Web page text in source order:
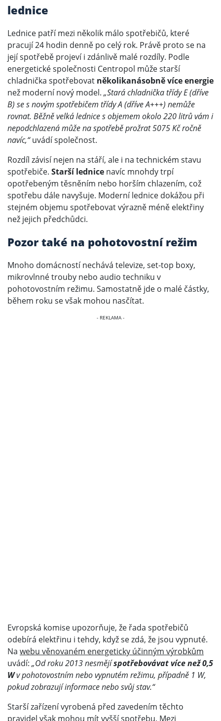
lednice
Lednice patří mezi několik málo spotřebičů, které
pracují 24 hodin denně po celý rok. Právě proto se na
její spotřebě projeví i zdánlivě malé rozdíly. Podle
energetické společnosti Centropol může starší
chladnička spotřebovat několikanásobně více energie
než moderní nový model.„Stará chladnička třídy E (dříve
B) se s novým spotřebičem třídy A (dříve A+++) nemůže
rovnat. Běžně velká lednice s objemem okolo 220 litrů vám i
nepodchlazená může na spotřebě prožrat 5075 Kč ročně
navíc,“uvádí společnost.
Rozdíl závisí nejen na stáří, ale i na technickém stavu
spotřebiče. Starší lednice navíc mnohdy trpí
opotřebeným těsněním nebo horším chlazením, což
spotřebu dále navyšuje. Moderní lednice dokážou při
stejném objemu spotřebovat výrazně méně elektřiny
než jejich předchůdci.
Pozor také na pohotovostní režim
Mnoho domácností nechává televize, set-top boxy,
mikrovlnné trouby nebo audio techniku v
pohotovostním režimu. Samostatně jde o malé částky,
během roku se však mohou nasčítat.
Evropská komise upozorňuje, že řada spotřebičů
odebírá elektřinu i tehdy, když se zdá, že jsou vypnuté.
Na webu věnovaném energeticky účinným výrobkům
uvádí: „Od roku 2013 nesmějíspotřebovávat více než 0,5
Wv pohotovostním nebo vypnutém režimu, případně 1 W,
pokud zobrazují informace nebo svůj stav.“
Starší zařízení vyrobená před zavedením těchto
pravidel však mohou mít vyšší spotřebu. Mezi